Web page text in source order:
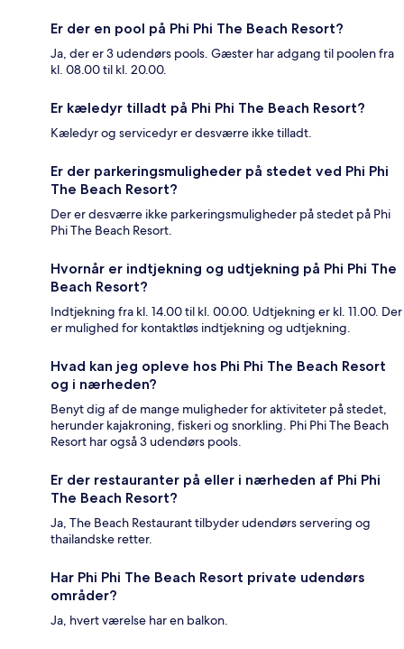
Er der en pool på Phi Phi The Beach Resort?
Ja, der er 3 udendørs pools. Gæster har adgang til poolen fra
kl. 08.00 til kl. 20.00.
Er kæledyr tilladt på Phi Phi The Beach Resort?
Kæledyr og servicedyr er desværre ikke tilladt.
Er der parkeringsmuligheder på stedet ved Phi Phi
The Beach Resort?
Der er desværre ikke parkeringsmuligheder på stedet på Phi
Phi The Beach Resort.
Hvornår er indtjekning og udtjekning på Phi Phi The
Beach Resort?
Indtjekning fra kl. 14.00 til kl. 00.00. Udtjekning er kl. 11.00. Der
er mulighed for kontaktløs indtjekning og udtjekning.
Hvad kan jeg opleve hos Phi Phi The Beach Resort
og i nærheden?
Benyt dig af de mange muligheder for aktiviteter på stedet,
herunder kajakroning, fiskeri og snorkling. Phi Phi The Beach
Resort har også 3 udendørs pools.
Er der restauranter på eller i nærheden af Phi Phi
The Beach Resort?
Ja, The Beach Restaurant tilbyder udendørs servering og
thailandske retter.
Har Phi Phi The Beach Resort private udendørs
områder?
Ja, hvert værelse har en balkon.